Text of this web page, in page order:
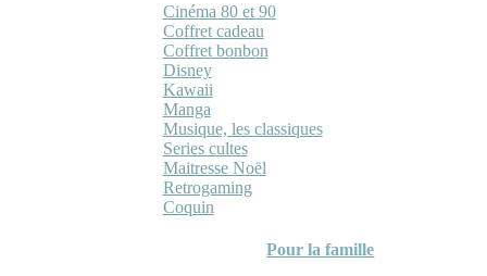
Cinéma 80 et 90
Coffret cadeau
Coffret bonbon
Disney
Kawaii
Manga
Musique, les classiques
Series cultes
Maitresse Noël
Retrogaming
Coquin
Pour la famille